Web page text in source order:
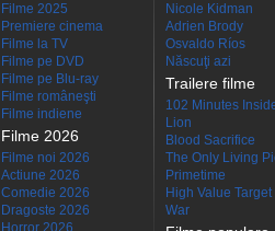
Filme 2025
Premiere cinema
Filme la TV
Filme pe DVD
Filme pe Blu-ray
Filme româneşti
Filme indiene
Filme 2026
Filme noi 2026
Actiune 2026
Comedie 2026
Dragoste 2026
Horror 2026
Nicole Kidman
Adrien Brody
Osvaldo Ríos
Născuţi azi
Trailere filme
102 Minutes
Lion
Blood Sacrifice
The Only Living
Primetime
High Value Target
War